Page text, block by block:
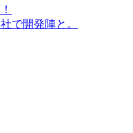
で開発陣と。